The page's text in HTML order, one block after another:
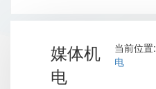
媒体机
电
当前位置:
电